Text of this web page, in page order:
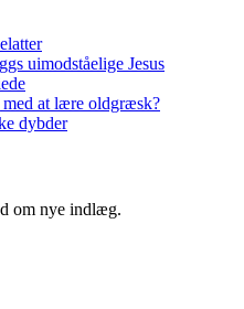
uimodståelige Jesus
at lære oldgræsk?
dybder
om nye indlæg.